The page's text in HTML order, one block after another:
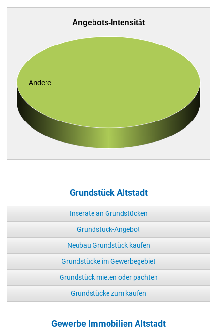
Angebots-Intensität
Andere
Grundstück Altstadt
Inserate an Grundstücken
Grundstück-Angebot
Neubau Grundstück kaufen
Grundstücke im Gewerbegebiet
Grundstück mieten oder pachten
Grundstücke zum kaufen
Gewerbe Immobilien Altstadt